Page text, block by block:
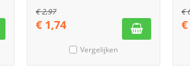
€2,97
€ 1,74
Vergelijken
€
€